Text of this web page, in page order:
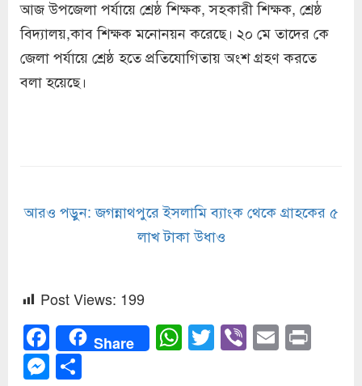
আজ উপজেলা পর্যায়ে শ্রেষ্ঠ শিক্ষক, সহকারী শিক্ষক, শ্রেষ্ঠ
বিদ্যালয়,কাব শিক্ষক মনোনয়ন করেছে। ২০ মে তাদের কে
জেলা পর্যায়ে শ্রেষ্ঠ হতে প্রতিযোগিতায় অংশ গ্রহণ করতে
বলা হয়েছে।
আরও পড়ুন: জগন্নাথপুরে ইসলামি ব্যাংক থেকে গ্রাহকের ৫
লাখ টাকা উধাও
Post Views: 199
Facebook
Share WhatsApp
Twitter
Viber
Email
Messenger